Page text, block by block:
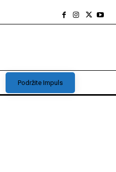
Podržite Impuls